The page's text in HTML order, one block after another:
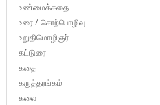
உண்மைக்கதை
உரை / சொற்பொழிவு
உறுதிமொழிஞர்
கட்டுரை
கதை
கருத்தரங்கம்
கலை